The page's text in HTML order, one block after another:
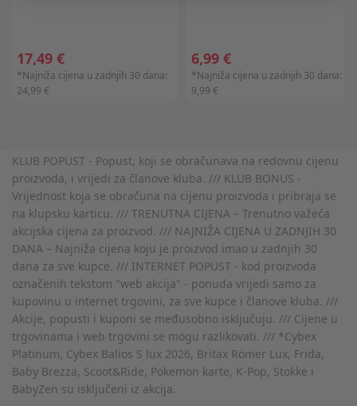
17,49 €
*Najniža cijena u zadnjih 30 dana:
24,99 €
6,99 €
*Najniža cijena u zadnjih 30 dana:
9,99 €
KLUB POPUST - Popust, koji se obračunava na redovnu cijenu
proizvoda, i vrijedi za članove kluba. /// KLUB BONUS -
Vrijednost koja se obračuna na cijenu proizvoda i pribraja se
na klupsku karticu. /// TRENUTNA CIJENA – Trenutno važeća
akcijska cijena za proizvod. /// NAJNIŽA CIJENA U ZADNJIH 30
DANA – Najniža cijena koju je proizvod imao u zadnjih 30
dana za sve kupce. /// INTERNET POPUST - kod proizvoda
označenih tekstom "web akcija" - ponuda vrijedi samo za
kupovinu u internet trgovini, za sve kupce i članove kluba. ///
Akcije, popusti i kuponi se međusobno isključuju. /// Cijene u
trgovinama i web trgovini se mogu razlikovati. /// *Cybex
Platinum, Cybex Balios S lux 2026, Britax Römer Lux, Frida,
Baby Brezza, Scoot&Ride, Pokemon karte, K-Pop, Stokke i
BabyZen su isključeni iz akcija.